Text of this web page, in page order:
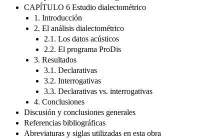
CAPĺTULO 6 Estudio dialectométrico
1. Introducción
2. El análisis dialectométrico
2.1. Los datos acústicos
2.2. El programa ProDis
3. Resultados
3.1. Declarativas
3.2. Interrogativas
3.3. Declarativas vs. interrogativas
4. Conclusiones
Discusión y conclusiones generales
Referencias bibliográficas
Abreviaturas y siglas utilizadas en esta obra